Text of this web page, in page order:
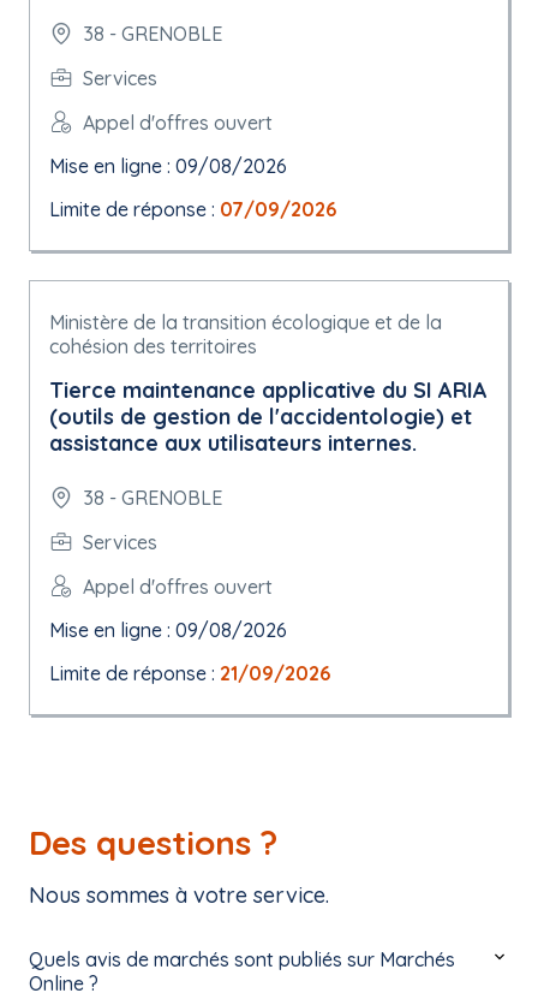
38 - GRENOBLE
Services
Appel d'offres ouvert
Mise en ligne : 09/08/2026
Limite de réponse : 07/09/2026
Ministère de la transition écologique et de la
cohésion des territoires
Tierce maintenance applicative du SI ARIA
(outils de gestion de l'accidentologie) et
assistance aux utilisateurs internes.
38 - GRENOBLE
Services
Appel d'offres ouvert
Mise en ligne : 09/08/2026
Limite de réponse : 21/09/2026
Des questions ?
Nous sommes à votre service.
Quels avis de marchés sont publiés sur Marchés
Online ?